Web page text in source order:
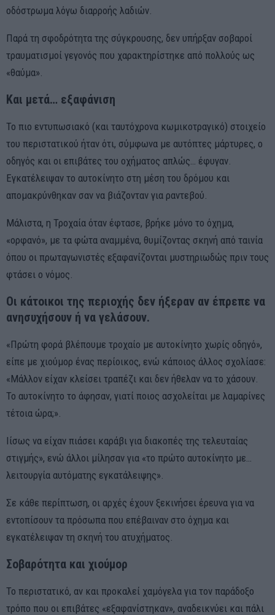
οδόστρωμα λόγω διαρροής λαδιών.
Παρά τη σφοδρότητα της σύγκρουσης, δεν υπήρξαν σοβαροί
τραυματισμοί γεγονός που χαρακτηρίστηκε από πολλούς ως
«θαύμα».
Και μετά… εξαφάνιση
Το πιο εντυπωσιακό (και ταυτόχρονα κωμικοτραγικό) στοιχείο
του περιστατικού ήταν ότι, σύμφωνα με αυτόπτες μάρτυρες, ο
οδηγός και οι επιβάτες του οχήματος απλώς… έφυγαν.
Εγκατέλειψαν το αυτοκίνητο στη μέση του δρόμου και
απομακρύνθηκαν σαν να βιάζονταν για ραντεβού.
Μάλιστα, η Τροχαία όταν έφτασε, βρήκε μόνο το όχημα,
«ορφανό», με τα φώτα αναμμένα, θυμίζοντας σκηνή από ταινία
όπου οι πρωταγωνιστές εξαφανίζονται μυστηριωδώς πριν τους
φτάσει ο νόμος.
Οι κάτοικοι της περιοχής δεν ήξεραν αν έπρεπε να
ανησυχήσουν ή να γελάσουν.
«Πρώτη φορά βλέπουμε τροχαίο με αυτοκίνητο χωρίς οδηγό»,
είπε με χιούμορ ένας περίοικος, ενώ κάποιος άλλος σχολίασε:
«Μάλλον είχαν κλείσει τραπέζι και δεν ήθελαν να το χάσουν.
Το αυτοκίνητο το άφησαν, γιατί ποιος ασχολείται με λαμαρίνες
τέτοια ώρα;».
Ιίσως να είχαν πιάσει καράβι για διακοπές της τελευταίας
στιγμής», ενώ άλλοι μίλησαν για «το πρώτο αυτοκίνητο με…
λειτουργία αυτόματης εγκατάλειψης».
Σε κάθε περίπτωση, οι αρχές έχουν ξεκινήσει έρευνα για να
εντοπίσουν τα πρόσωπα που επέβαιναν στο όχημα και
εγκατέλειψαν τη σκηνή του ατυχήματος.
Σοβαρότητα και χιούμορ
Το περιστατικό, αν και προκαλεί χαμόγελα για τον παράδοξο
τρόπο που οι επιβάτες «εξαφανίστηκαν», αναδεικνύει και πάλι